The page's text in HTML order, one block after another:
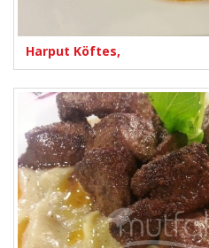
Harput Köftes,